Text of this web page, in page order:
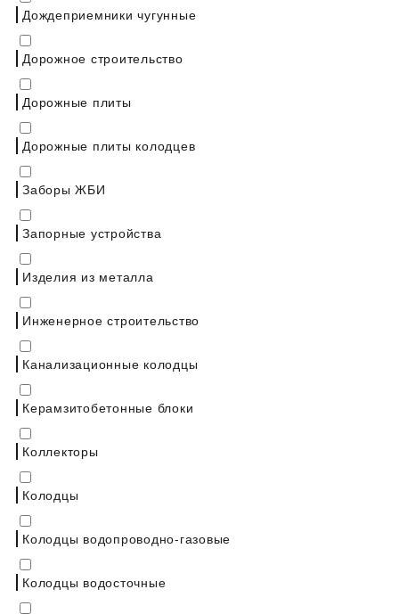
Дождеприемники чугунные
Дорожное строительство
Дорожные плиты
Дорожные плиты колодцев
Заборы ЖБИ
Запорные устройства
Изделия из металла
Инженерное строительство
Канализационные колодцы
Керамзитобетонные блоки
Коллекторы
Колодцы
Колодцы водопроводно-газовые
Колодцы водосточные